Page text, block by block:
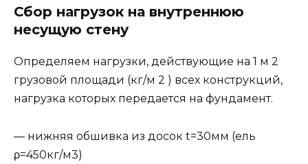
Сбор нагрузок на внутреннюю
несущую стену
Определяем нагрузки, действующие на 1 м 2
грузовой площади (кг/м 2 ) всех конструкций,
нагрузка которых передается на фундамент.
— нижняя обшивка из досок t=30мм (ель
ρ=450кг/м3)